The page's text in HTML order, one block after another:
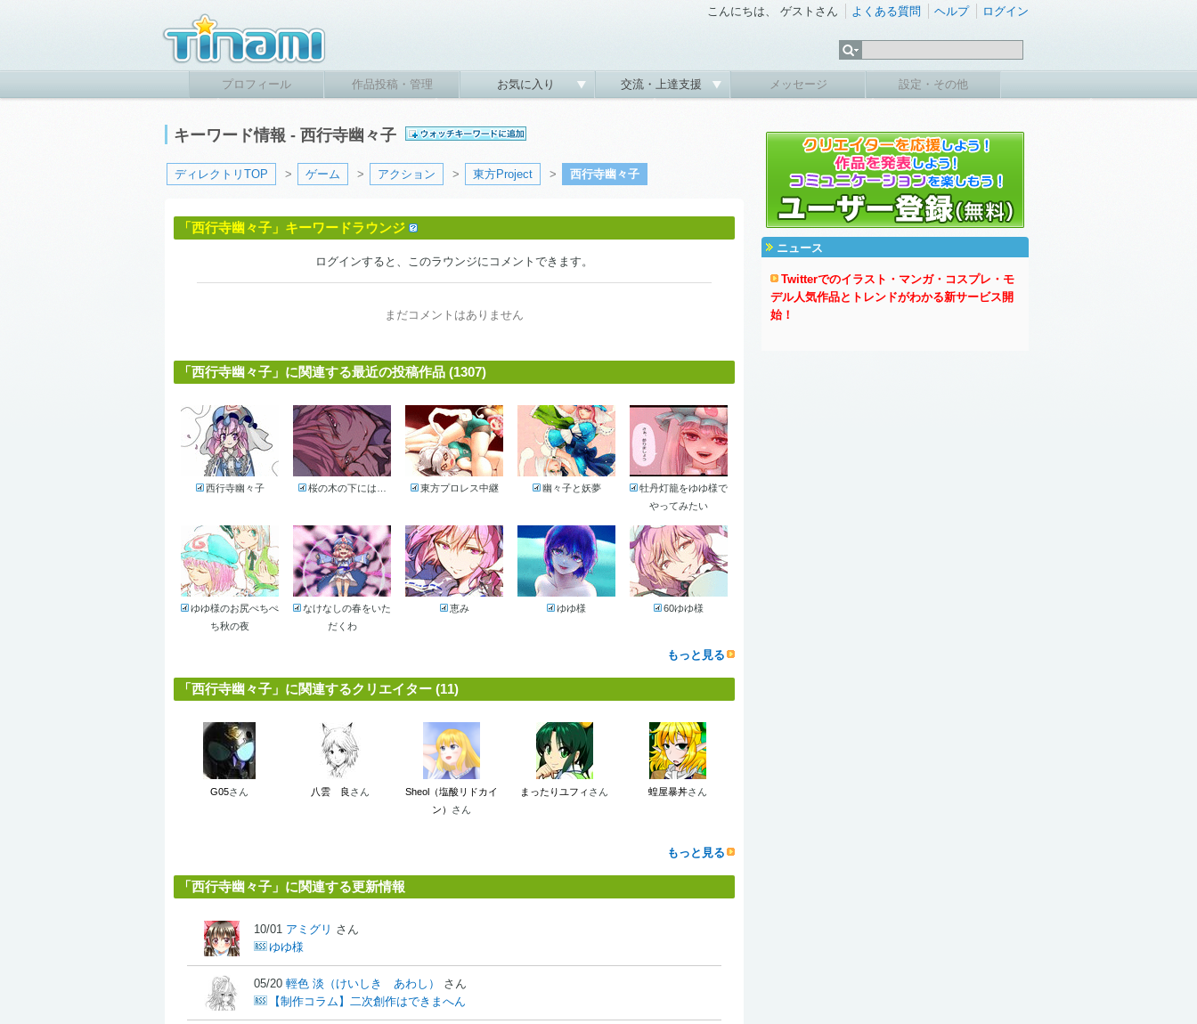
こんにちは、 ゲストさん よくある質問 ヘルプ ログイン
プロフィール 作品投稿・管理 お気に入り 交流・上達支援 メッセージ 設定・その他
キーワード情報 - 西行寺幽々子
ディレクトリTOP > ゲーム > アクション > 東方Project > 西行寺幽々子
「西行寺幽々子」キーワードラウンジ
ログインすると、このラウンジにコメントできます。
まだコメントはありません
「西行寺幽々子」に関連する最近の投稿作品 (1307)
西行寺幽々子 桜の木の下には… 東方プロレス中継 幽々子と妖夢
牡丹灯籠をゆゆ様で
やってみたい
ゆゆ様のお尻ぺちぺ
ち秋の夜
なけなしの春をいた
だくわ
恵み ゆゆ様 60ゆゆ様
もっと見る
「西行寺幽々子」に関連するクリエイター (11)
G05さん 八雲 良 さん
Sheol（塩酸リドカイ
ン）
さん
まったりユフィ さん 蝗屋暴丼さん
もっと見る
「西行寺幽々子」に関連する更新情報
10/01 アミグリ さん
ゆゆ様
05/20 輕色 淡（けいしき あわし）
さん
【制作コラム】二次創作はできまへん
ニュース
Twitterでのイラスト・マンガ・コスプレ・モ
デル人気作品とトレンドがわかる新サービス開
始！